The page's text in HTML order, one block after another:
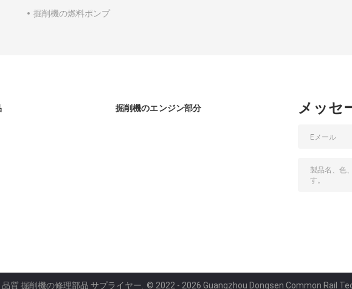
掘削機の燃料ポンプ
掘削機のエンジン部分 メッセ
質 掘削機の修理部品 サプライヤー. © 2022 - 2026 Guangzhou Dongsen Common Rail